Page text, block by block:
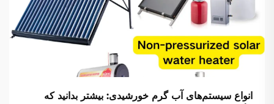
انواع سیستم‌های آب گرم خورشیدی: بیشتر بدانید که